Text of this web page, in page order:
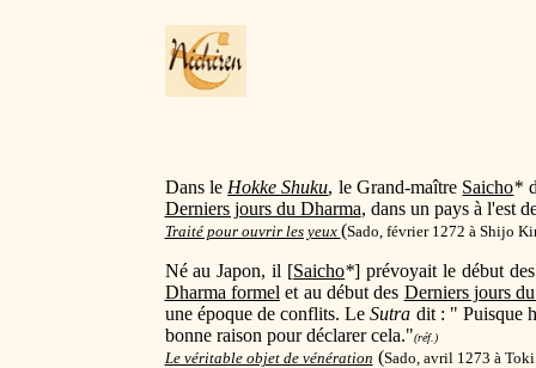
Dans le Hokke Shuku, le Grand-maître Saicho*
Derniers jours du Dharma, dans un pays à l'est
Traité pour ouvrir les yeux (Sado, février 1272 à Shijo
Né au Japon, il [Saicho*] prévoyait le début des
Dharma formel et au début des Derniers jours
une époque de conflits. LeSutra dit : " Puisque
bonne raison pour déclarer cela."(réf.)
Le véritable objet de vénération (Sado, avril 1273 à